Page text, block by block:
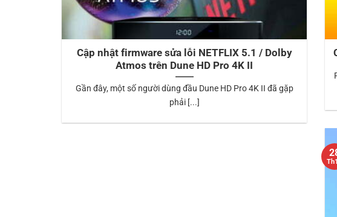
Cập nhật firmware sửa lỗi NETFLIX 5.1 / Dolby
Atmos trên Dune HD Pro 4K II
Gần đây, một số người dùng đầu Dune HD Pro 4K II đã gặp
phải [...]